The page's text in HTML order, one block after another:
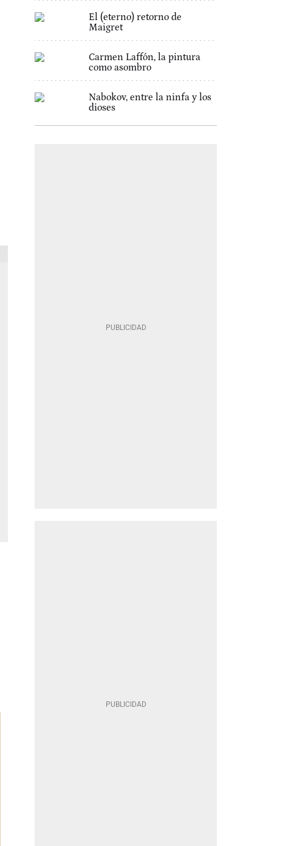
El (eterno) retorno de
Maigret
Carmen Laffón, la pintura
como asombro
Nabokov, entre la ninfa y los
dioses